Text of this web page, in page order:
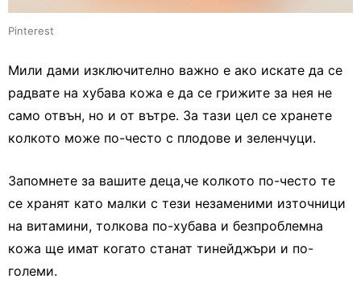
Pinterest
Мили дами изключително важно е ако искате да се
радвате на хубава кожа е да се грижите за нея не
само отвън, но и от вътре. За тази цел се хранете
колкото може по-често с плодове и зеленчуци.
Запомнете за вашите деца,че колкото по-често те
се хранят като малки с тези незаменими източници
на витамини, толкова по-хубава и безпроблемна
кожа ще имат когато станат тинейджъри и по-
големи.